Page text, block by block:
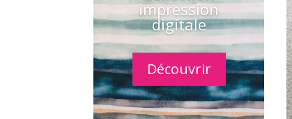
impression
digitale
Découvrir